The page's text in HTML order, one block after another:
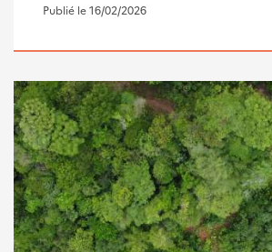
Publié le 16/02/2026